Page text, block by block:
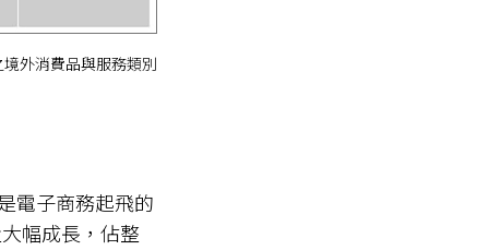
外消費品與服務類別
電子商務起飛的
幅成長，佔整